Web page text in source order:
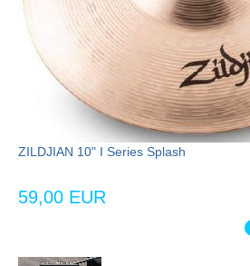
ZILDJIAN 10" I Series Splash
59,00 EUR